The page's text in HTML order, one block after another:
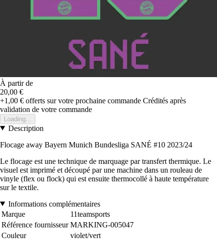
À partir de
20,00 €
+1,00 € offerts sur votre prochaine commande Crédités après
validation de votre commande
Loading...
Description
Flocage away Bayern Munich Bundesliga SANÉ #10 2023/24
Le flocage est une technique de marquage par transfert thermique. Le
visuel est imprimé et découpé par une machine dans un rouleau de
vinyle (flex ou flock) qui est ensuite thermocollé à haute température
sur le textile.
Informations complémentaires
Marque
11teamsports
Référence fournisseur MARKING-005047
Couleur
violet/vert